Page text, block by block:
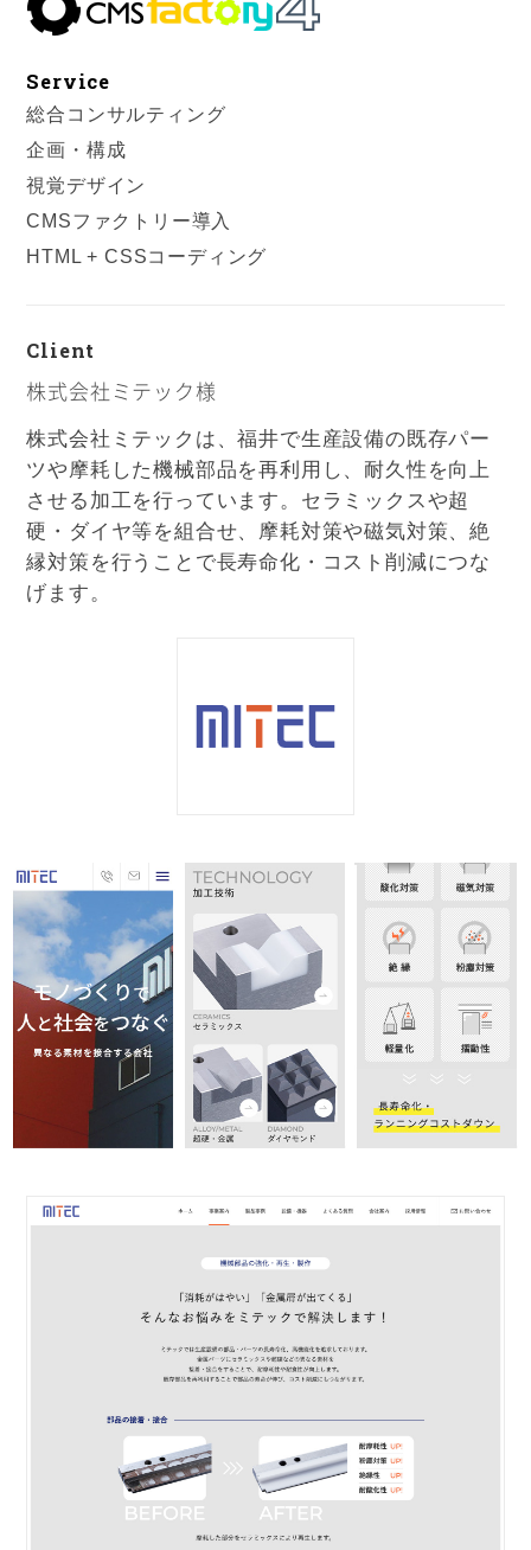
Service
総合コンサルティング
企画・構成
視覚デザイン
CMSファクトリー導入
HTML + CSSコーディング
Client
株式会社ミテック様
株式会社ミテックは、福井で生産設備の既存パー
ツや摩耗した機械部品を再利用し、耐久性を向上
させる加工を行っています。セラミックスや超
硬・ダイヤ等を組合せ、摩耗対策や磁気対策、絶
縁対策を行うことで長寿命化・コスト削減につな
げます。